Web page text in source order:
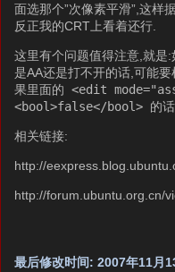
面选那个”次像素平滑”,这样
反正我的CRT上看着还行.
这里有个问题值得注意,就是
是AA还是打不开的话,可能
果里面的<edit
<bool>false</bool> 的话
相关链接:
http://
http://forum.ubuntu.org.cn/
最后修改时间: 2007年11月